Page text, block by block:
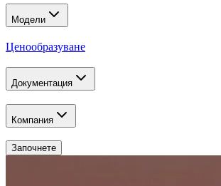
Модели
Ценообразуване
Документация
Компания
Започнете